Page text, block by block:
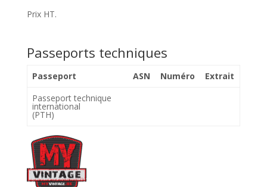
Prix HT.
Passeports techniques
Passeport ASN Numéro
Extrait
Passeport technique
international
(PTH)